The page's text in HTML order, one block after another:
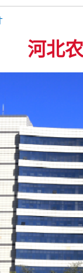
河北